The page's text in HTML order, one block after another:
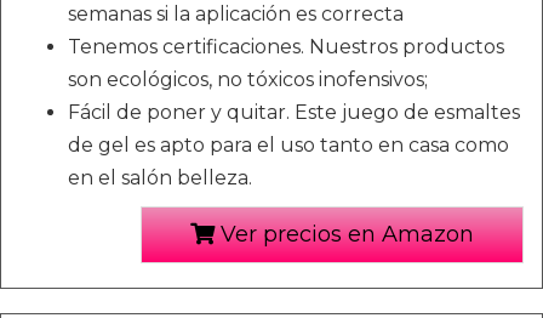
semanas si la aplicación es correcta
Tenemos certificaciones. Nuestros productos
son ecológicos, no tóxicos inofensivos;
Fácil de poner y quitar. Este juego de esmaltes
de gel es apto para el uso tanto en casa como
en el salón belleza.
Ver precios en Amazon